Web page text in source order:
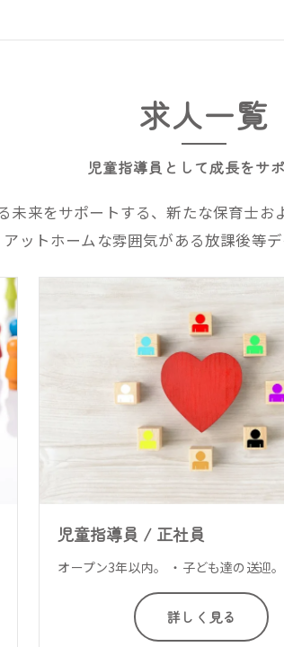
児童指導員として成長をサ
求人一覧
未来をサポートする、新たな保育士お
アットホームな雰囲気がある放課後等デ
児童指導員 / 正社員
詳しく見る